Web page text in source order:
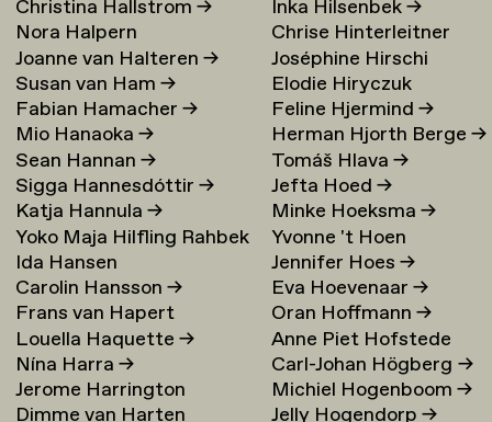
Christina Hallstrom→
Nora Halpern
Joanne van Halteren→
Susan van Ham→
Fabian Hamacher→
Mio Hanaoka→
Sean Hannan→
Sigga Hannesdóttir→
Katja Hannula→
Yoko Maja Hilfling Rahbek
Hansen→
Ida Hansen
Carolin Hansson→
Frans van Hapert
Louella Haquette→
Nína Harra→
Jerome Harrington
Dimme van Harten
Inka Hilsenbek→
Chrise Hinterleitner
Joséphine Hirschi
Elodie Hiryczuk
Feline Hjermind→
Herman Hjorth Berge→
Tomáš Hlava→
Jefta Hoed→
Minke Hoeksma→
Yvonne 't Hoen
Jennifer Hoes→
Eva Hoevenaar→
Oran Hoffmann→
Anne Piet Hofstede
Carl-Johan Högberg→
Michiel Hogenboom→
Jelly Hogendorp→